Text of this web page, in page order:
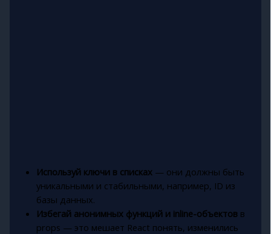
Используй ключи в списках — они должны быть
уникальными и стабильными, например, ID из
базы данных.
Избегай анонимных функций и inline-объектовв
props — это мешает React понять, изменились